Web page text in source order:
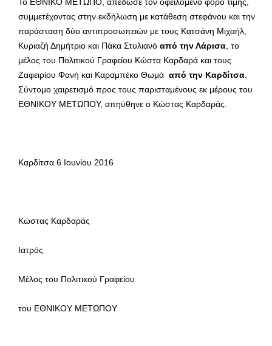
Το ΕΘΝΙΚΟ ΜΕΤΩΠΟ, απέδωσε τον οφειλόμενο φόρο τιμής,
συμμετέχοντας στην εκδήλωση με κατάθεση στεφάνου και την
παράσταση δύο αντιπροσωπειών με τους Κατσάνη Μιχαήλ,
Κυριαζή Δημήτριο και Πάκα Στυλιανό από την Λάρισα, το
μέλος του Πολιτικού Γραφείου Κώστα Καρδαρά και τους
Ζαφειρίου Φανή και Καραμπέκο Θωμά από την Καρδίτσα.
Σύντομο χαιρετισμό προς τους παρισταμένους εκ μέρους του
ΕΘΝΙΚΟΥ ΜΕΤΩΠΟΥ, απηύθηνε ο Κώστας Καρδαράς.
Καρδίτσα 6 Ιουνίου 2016
Κώστας Καρδαράς
Ιατρός
Μέλος του Πολιτικού Γραφείου
του ΕΘΝΙΚΟΥ ΜΕΤΩΠΟΥ